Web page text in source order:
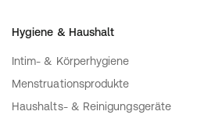
Hygiene & Haushalt
Intim- & Körperhygiene
Menstruationsprodukte
Haushalts- & Reinigungsgeräte